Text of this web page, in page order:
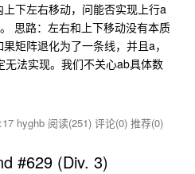
下左右移动，问能否实现上行a
思路：左右和上下移动没有本质
矩阵退化为了一条线，并且a，
法实现。我们不关心ab具体数
hyghb 阅读(251) 评论(0) 推荐(0)
#629 (Div. 3)